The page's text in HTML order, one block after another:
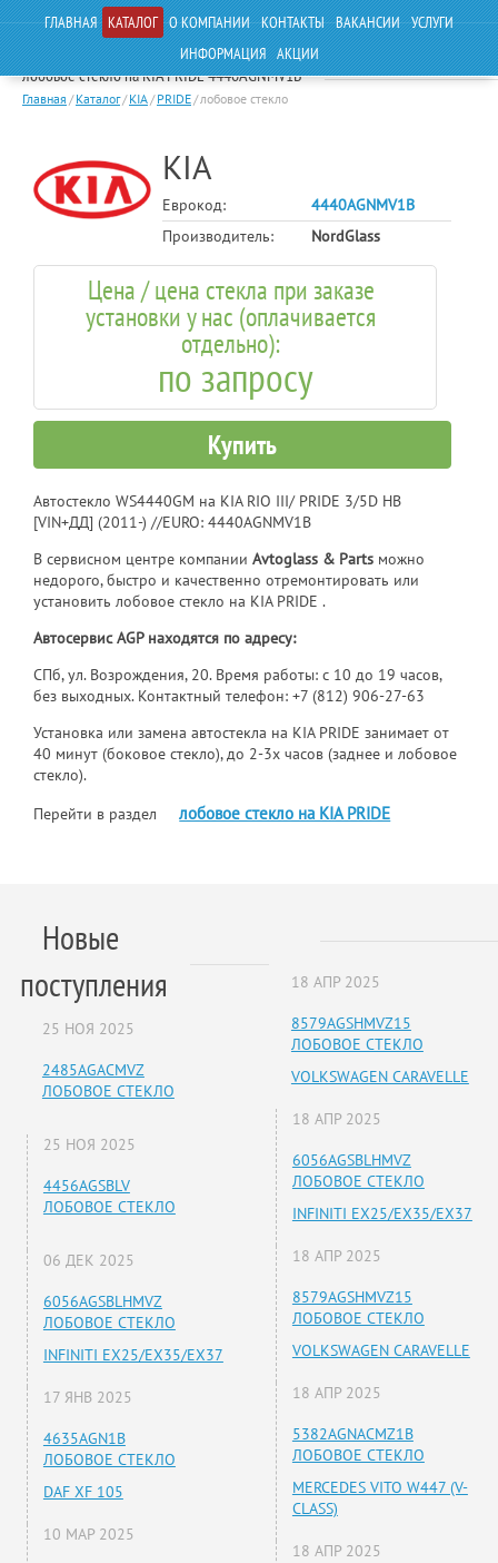
ГЛАВНАЯ КАТАЛОГ О КОМПАНИИ КОНТАКТЫ ВАКАНСИИ УСЛУГИ
ИНФОРМАЦИЯ АКЦИИ
лобовое стекло на KIA PRIDE 4440AGNMV1B
Главная / Каталог/ KIA/ PRIDE/лобовое стекло
KIA
Еврокод:
4440AGNMV1B
Производитель:
NordGlass
Цена / цена стекла при заказе
установки у нас (оплачивается
отдельно):
по запросу
Купить
Автостекло WS4440GM на KIA RIO III/ PRIDE 3/5D HB
[VIN+ДД] (2011-) //EURO: 4440AGNMV1B
В сервисном центре компанииAvtoglass & Parts можно
недорого, быстро и качественно отремонтировать или
установить лобовое стекло на KIA PRIDE .
Автосервис AGP находятся по адресу:
СПб, ул. Возрождения, 20. Время работы: с 10 до 19 часов,
без выходных. Контактный телефон:+7 (812) 906-27-63
Установка или замена автостекла на KIA PRIDE занимает от
40 минут (боковое стекло), до 2-3х часов (заднее и лобовое
стекло).
Перейти в раздел
лобовое стекло на KIA PRIDE
Новые
поступления
25 НОЯ 2025
2485AGACMVZ
ЛОБОВОЕ СТЕКЛО
25 НОЯ 2025
4456AGSBLV
ЛОБОВОЕ СТЕКЛО
06 ДЕК 2025
6056AGSBLHMVZ
ЛОБОВОЕ СТЕКЛО
INFINITI EX25/EX35/EX37
17 ЯНВ 2025
4635AGN1B
ЛОБОВОЕ СТЕКЛО
DAF XF 105
10 МАР 2025
18 АПР 2025
8579AGSHMVZ15
ЛОБОВОЕ СТЕКЛО
VOLKSWAGEN CARAVELLE
18 АПР 2025
6056AGSBLHMVZ
ЛОБОВОЕ СТЕКЛО
INFINITI EX25/EX35/EX37
18 АПР 2025
8579AGSHMVZ15
ЛОБОВОЕ СТЕКЛО
VOLKSWAGEN CARAVELLE
18 АПР 2025
5382AGNACMZ1B
ЛОБОВОЕ СТЕКЛО
MERCEDES VITO W447 (V-
CLASS)
18 АПР 2025